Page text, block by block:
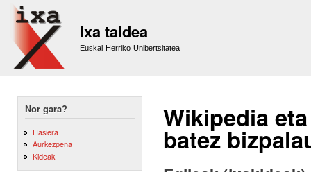
Ixa taldea
Euskal Herriko Unibertsitatea
Nor gara?
Hasiera
Aurkezpena
Kideak
Wikipedia
batez